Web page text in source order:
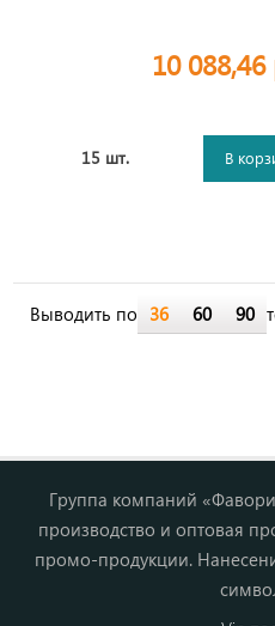
10 088,46
15 шт. В
Выводить по 36 60 90
Группа компаний
производство и оптовая
промо-продукции.